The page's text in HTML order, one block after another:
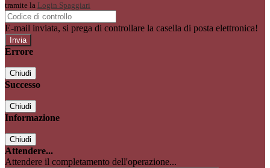
tramite la Login Spaggiari
E-mail inviata, si prega di controllare la casella di posta elettronica!
Errore
Chiudi
Successo
Chiudi
Informazione
Chiudi
Attendere...
Attendere il completamento dell'operazione...